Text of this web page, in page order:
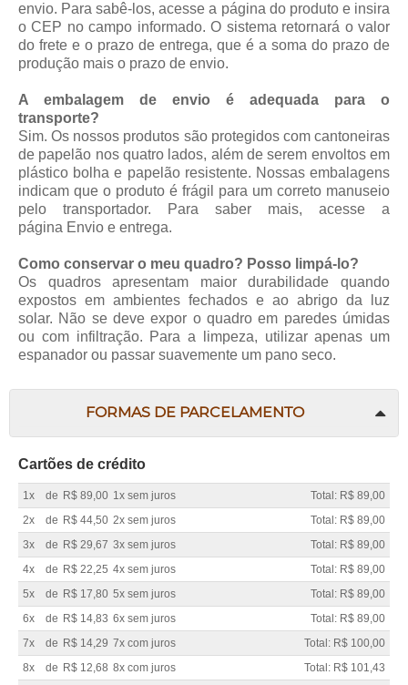
envio. Para sabê-los, acesse a página do produto e insira
o CEP no campo informado. O sistema retornará o valor
do frete e o prazo de entrega, que é a soma do prazo de
produção mais o prazo de envio.
A embalagem de envio é adequada para o
transporte?
Sim. Os nossos produtos são protegidos com cantoneiras
de papelão nos quatro lados, além de serem envoltos em
plástico bolha e papelão resistente. Nossas embalagens
indicam que o produto é frágil para um correto manuseio
pelo transportador. Para saber mais, acesse a
página Envio e entrega.
Como conservar o meu quadro? Posso limpá-lo?
Os quadros apresentam maior durabilidade quando
expostos em ambientes fechados e ao abrigo da luz
solar. Não se deve expor o quadro em paredes úmidas
ou com infiltração. Para a limpeza, utilizar apenas um
espanador ou passar suavemente um pano seco.
FORMAS DE PARCELAMENTO
Cartões de crédito
1x de R$ 89,00 1x sem juros
Total: R$ 89,00
2x
de R$ 44,50 2x sem juros
Total: R$ 89,00
3x
de R$ 29,67 3x sem juros
Total: R$ 89,00
4x
de R$ 22,25 4x sem juros
Total: R$ 89,00
5x
de R$ 17,80 5x sem juros
Total: R$ 89,00
6x
de R$ 14,83 6x sem juros
Total: R$ 89,00
7x
de R$ 14,29 7x com juros
Total: R$ 100,00
8x
de R$ 12,68 8x com juros
Total: R$ 101,43